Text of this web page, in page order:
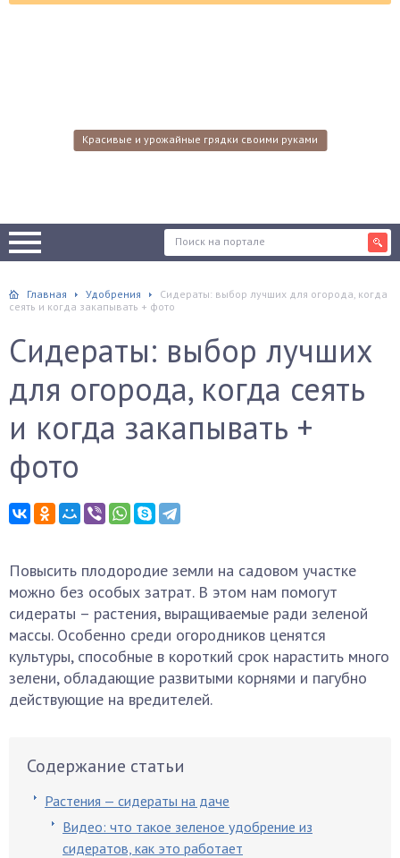
Красивые и урожайные грядки своими руками
Главная Удобрения
Сидераты: выбор лучших для огорода, когда
сеять и когда закапывать + фото
Сидераты: выбор лучших
для огорода, когда сеять
и когда закапывать +
фото
Повысить плодородие земли на садовом участке
можно без особых затрат. В этом нам помогут
сидераты – растения, выращиваемые ради зеленой
массы. Особенно среди огородников ценятся
культуры, способные в короткий срок нарастить много
зелени, обладающие развитыми корнями и пагубно
действующие на вредителей.
Содержание статьи
Растения — сидераты на даче
Видео: что такое зеленое удобрение из
сидератов, как это работает